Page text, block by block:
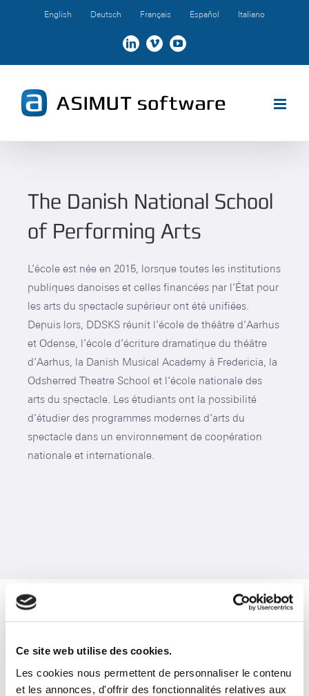
Ce site web utilise des cookies.
Les cookies nous permettent de personnaliser le contenu
et les annonces, d'offrir des fonctionnalités relatives aux
English Deutsch Français Español Italiano
LinkedInVimeoYouTube
The Danish National School
of Performing Arts
L’école est née en 2015, lorsque toutes les institutions
publiques danoises et celles financées par l’État pour
les arts du spectacle supérieur ont été unifiées.
Depuis lors, DDSKS réunit l’école de théâtre d’Aarhus
et Odense, l’école d’écriture dramatique du théâtre
d’Aarhus, la Danish Musical Academy à Fredericia, la
Odsherred Theatre School et l’école nationale des
arts du spectacle. Les étudiants ont la possibilité
d’étudier des programmes modernes d’arts du
spectacle dans un environnement de coopération
nationale et internationale.